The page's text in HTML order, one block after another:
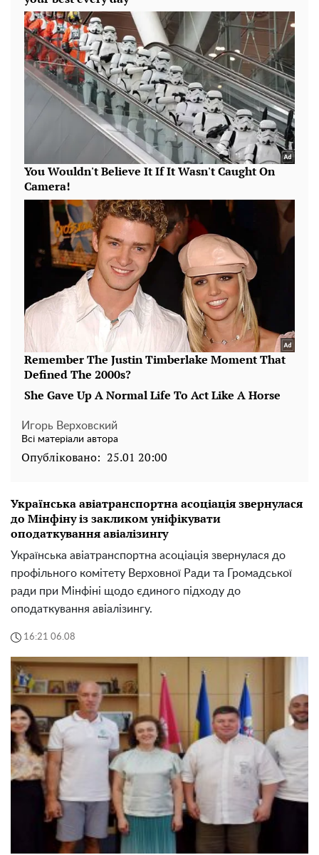
Игорь Верховский
Всі матеріали автора
Опубліковано: 25.01 20:00
Українська авіатранспортна асоціація звернулася
до Мінфіну із закликом уніфікувати
оподаткування авіалізингу
Українська авіатранспортна асоціація звернулася до
профільного комітету Верховної Ради та Громадської
ради при Мінфіні щодо єдиного підходу до
оподаткування авіалізингу.
16:21 06.08